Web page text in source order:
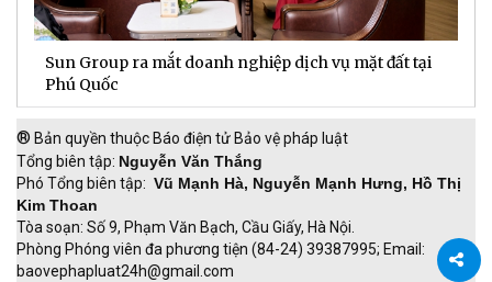
Sun Group ra mắt doanh nghiệp dịch vụ mặt đất tại
Phú Quốc
® Bản quyền thuộc Báo điện tử Bảo vệ pháp luật
Tổng biên tập: Nguyễn Văn Thắng
Phó Tổng biên tập: Vũ Mạnh Hà, Nguyễn Mạnh Hưng, Hồ Thị
Kim Thoan
Tòa soạn: Số 9, Phạm Văn Bạch, Cầu Giấy, Hà Nội.
Phòng Phóng viên đa phương tiện (84-24) 39387995; Email:
baovephapluat24h@gmail.com